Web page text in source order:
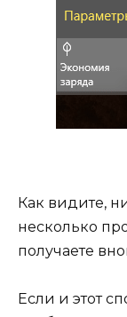
Как видите,
несколько
получаете
Если и этот